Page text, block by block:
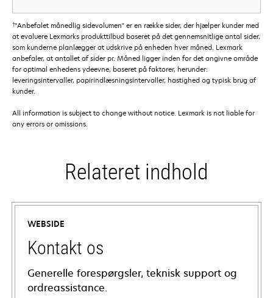
†"Anbefalet månedlig sidevolumen" er en række sider, der hjælper kunder med
at evaluere Lexmarks produkttilbud baseret på det gennemsnitlige antal sider,
som kunderne planlægger at udskrive på enheden hver måned. Lexmark
anbefaler, at antallet af sider pr. Måned ligger inden for det angivne område
for optimal enhedens ydeevne, baseret på faktorer, herunder:
leveringsintervaller, papirindlæsningsintervaller, hastighed og typisk brug af
kunder.
All information is subject to change without notice. Lexmark is not liable for
any errors or omissions.
Relateret indhold
WEBSIDE
Kontakt os
Generelle forespørgsler, teknisk support og
ordreassistance.